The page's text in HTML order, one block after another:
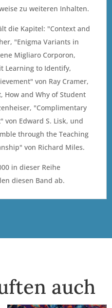
zu weiteren Inhalten.
die Kapitel: "Context and
"Enigma Variants in
Migliaro Corporon,
Learning to Identify,
von Ray Cramer,
How and Why of Student
"Complimentary
von Edward S. Lisk, und
through the Teaching
von Richard Miles.
in dieser Reihe
diesen Band ab.
auch